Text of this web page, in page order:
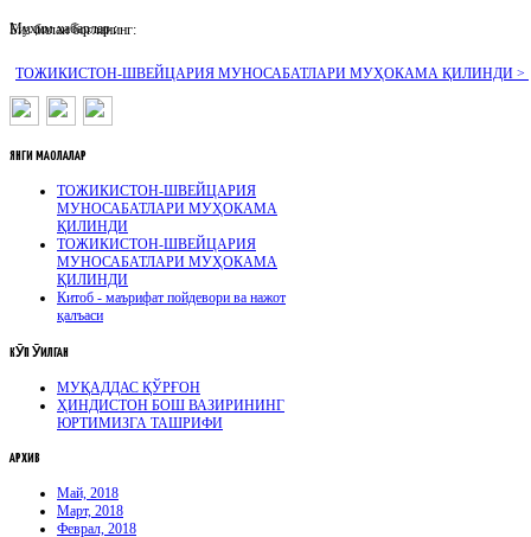
Муҳим хабарлар :
ТОЖИКИСТОН-ШВЕЙЦАРИЯ МУНОСАБАТЛАРИ МУҲОКАМА ҚИЛИНДИ >
Биз билан боғланинг:
ЯНГИ МАҚОЛАЛАР
ТОЖИКИСТОН-ШВЕЙЦАРИЯ
МУНОСАБАТЛАРИ МУҲОКАМА
ҚИЛИНДИ
ТОЖИКИСТОН-ШВЕЙЦАРИЯ
МУНОСАБАТЛАРИ МУҲОКАМА
ҚИЛИНДИ
Китоб - маърифат пойдевори ва нажот
қалъаси
КӮП ӮҚИЛГАН
МУҚАДДАС ҚЎРҒОН
ҲИНДИСТОН БОШ ВАЗИРИНИНГ
ЮРТИМИЗГА ТАШРИФИ
АРХИВ
Май, 2018
Март, 2018
Феврал, 2018